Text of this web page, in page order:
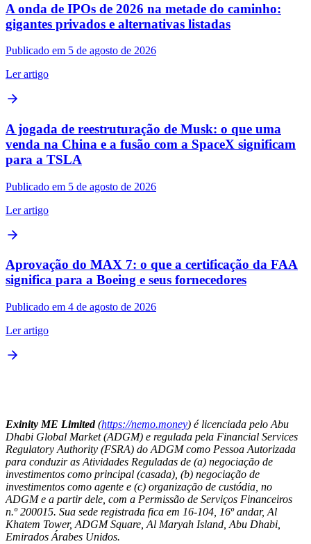
A onda de IPOs de 2026 na metade do caminho:
gigantes privados e alternativas listadas
Publicado em 5 de agosto de 2026
Ler artigo
A jogada de reestruturação de Musk: o que uma
venda na China e a fusão com a SpaceX significam
para a TSLA
Publicado em 5 de agosto de 2026
Ler artigo
Aprovação do MAX 7: o que a certificação da FAA
significa para a Boeing e seus fornecedores
Publicado em 4 de agosto de 2026
Ler artigo
Exinity ME Limited(https://nemo.money) é licenciada pelo Abu
Dhabi Global Market (ADGM) e regulada pela Financial Services
Regulatory Authority (FSRA) do ADGM como Pessoa Autorizada
para conduzir as Atividades Reguladas de (a) negociação de
investimentos como principal (casada), (b) negociação de
investimentos como agente e (c) organização de custódia, no
ADGM e a partir dele, com a Permissão de Serviços Financeiros
n.º 200015. Sua sede registrada fica em 16-104, 16º andar, Al
Khatem Tower, ADGM Square, Al Maryah Island, Abu Dhabi,
Emirados Árabes Unidos.